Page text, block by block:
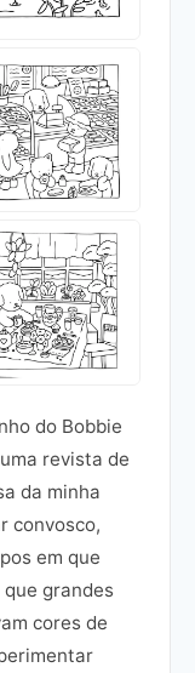
do Bobbie
revista de
da minha
convosco,
em que
grandes
cores de